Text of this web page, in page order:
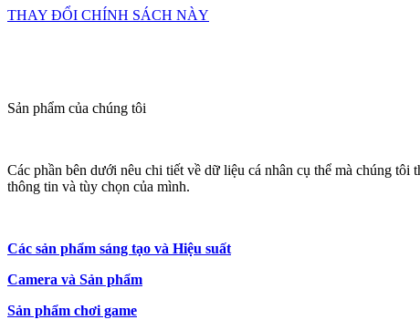
THAY ĐỔI CHÍNH SÁCH NÀY
Sản phẩm của chúng tôi
Các phần bên dưới nêu chi tiết về dữ liệu cá nhân cụ thể mà chúng
thông tin và tùy chọn của mình.
Các sản phẩm sáng tạo và Hiệu suất
Camera và Sản phẩm
Sản phẩm chơi game